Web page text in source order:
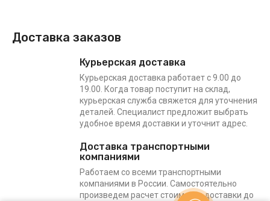
Доставка заказов
Курьерская доставка
Курьерская доставка работает с 9.00 до
19.00. Когда товар поступит на склад,
курьерская служба свяжется для уточнения
деталей. Специалист предложит выбрать
удобное время доставки и уточнит адрес.
Доставка транспортными
компаниями
Работаем со всеми транспортными
компаниями в России. Самостоятельно
произведем расчет стоимости доставки до